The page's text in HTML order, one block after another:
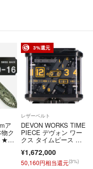
ク❤️
ア
ク
★ス
3%還元
レザーベルト
DEVON WORKS TIME
PIECE デヴォン ワー
クス タイムピース ワ
レッド1
¥1,672,000
50,160円相当還元(3%)